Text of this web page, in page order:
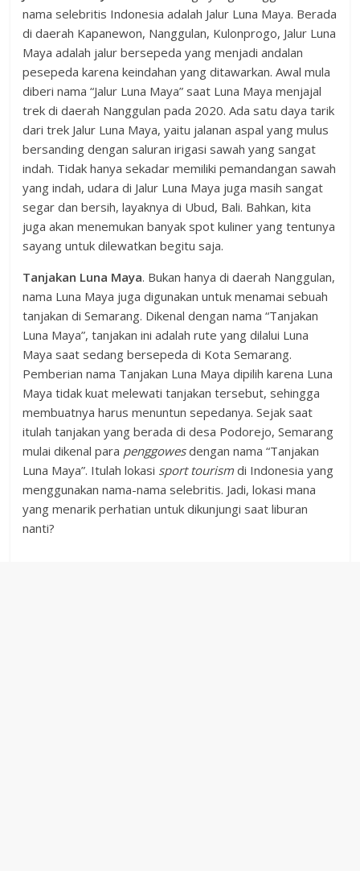
nama selebritis Indonesia adalah Jalur Luna Maya. Berada
di daerah Kapanewon, Nanggulan, Kulonprogo, Jalur Luna
Maya adalah jalur bersepeda yang menjadi andalan
pesepeda karena keindahan yang ditawarkan. Awal mula
diberi nama “Jalur Luna Maya” saat Luna Maya menjajal
trek di daerah Nanggulan pada 2020. Ada satu daya tarik
dari trek Jalur Luna Maya, yaitu jalanan aspal yang mulus
bersanding dengan saluran irigasi sawah yang sangat
indah. Tidak hanya sekadar memiliki pemandangan sawah
yang indah, udara di Jalur Luna Maya juga masih sangat
segar dan bersih, layaknya di Ubud, Bali. Bahkan, kita
juga akan menemukan banyak spot kuliner yang tentunya
sayang untuk dilewatkan begitu saja.
Tanjakan Luna Maya. Bukan hanya di daerah Nanggulan,
nama Luna Maya juga digunakan untuk menamai sebuah
tanjakan di Semarang. Dikenal dengan nama “Tanjakan
Luna Maya”, tanjakan ini adalah rute yang dilalui Luna
Maya saat sedang bersepeda di Kota Semarang.
Pemberian nama Tanjakan Luna Maya dipilih karena Luna
Maya tidak kuat melewati tanjakan tersebut, sehingga
membuatnya harus menuntun sepedanya. Sejak saat
itulah tanjakan yang berada di desa Podorejo, Semarang
mulai dikenal para penggowesdengan nama “Tanjakan
Luna Maya”. Itulah lokasi sport tourism di Indonesia yang
menggunakan nama-nama selebritis. Jadi, lokasi mana
yang menarik perhatian untuk dikunjungi saat liburan
nanti?